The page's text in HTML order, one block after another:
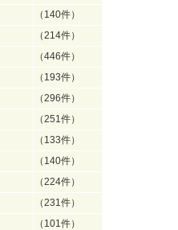
（140件）
（214件）
（446件）
（193件）
（296件）
（251件）
（133件）
（140件）
（224件）
（231件）
（101件）